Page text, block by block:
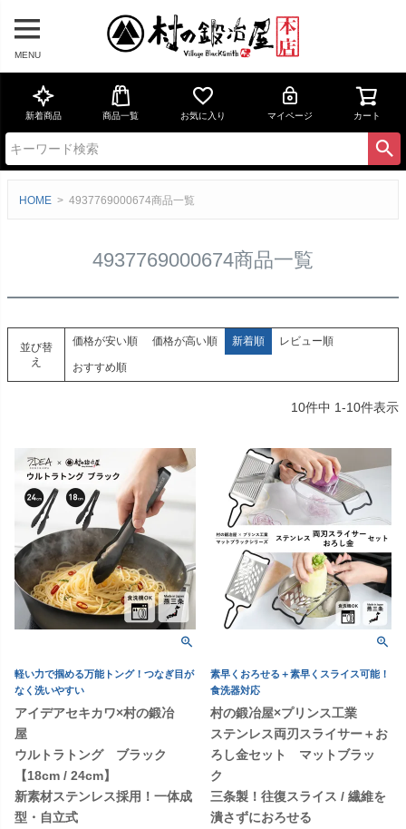
MENU
新着商品 商品一覧 お気に入り マイページ カート
HOME 4937769000674商品一覧
4937769000674商品一覧
並び替
え
価格が安い順 価格が高い順 新着順 レビュー順
おすすめ順
10件中 1-10件表示
軽い力で掴める万能トング！つなぎ目が
なく洗いやすい
アイデアセキカワ×村の鍛冶
屋
ウルトラトング ブラック
【18cm / 24cm】
新素材ステンレス採用！一体成
型・自立式
素早くおろせる＋素早くスライス可能！
食洗器対応
村の鍛冶屋×プリンス工業
ステンレス両刃スライサー＋お
ろし金セット マットブラッ
ク
三条製！往復スライス / 繊維を
潰さずにおろせる